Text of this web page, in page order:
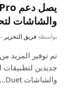
والشاشات
بواسطة فريق التحرير
جديدين
والشاشات Duet…